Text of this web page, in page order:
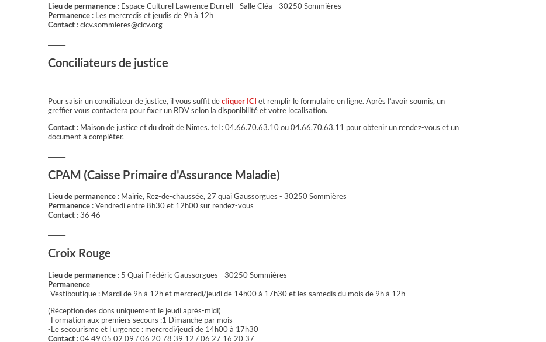
Lieu de permanence : Espace Culturel Lawrence Durrell - Salle Cléa - 30250 Sommières
Permanence : Les mercredis et jeudis de 9h à 12h
Contact : clcv.sommieres@clcv.org
Conciliateurs de justice
Pour saisir un conciliateur de justice, il vous suffit decliquer ICI et remplir le formulaire en ligne. Après l’avoir soumis, un
greffier vous contactera pour fixer un RDV selon la disponibilité et votre localisation.
Contact : Maison de justice et du droit de Nîmes. tel : 04.66.70.63.10 ou 04.66.70.63.11 pour obtenir un rendez-vous et un
document à compléter.
CPAM (Caisse Primaire d'Assurance Maladie)
Lieu de permanence : Mairie, Rez-de-chaussée, 27 quai Gaussorgues - 30250 Sommières
Permanence : Vendredi entre 8h30 et 12h00 sur rendez-vous
Contact : 36 46
Croix Rouge
Lieu de permanence : 5 Quai Frédéric Gaussorgues - 30250 Sommières
Permanence
-Vestiboutique : Mardi de 9h à 12h et mercredi/jeudi de 14h00 à 17h30 et les samedis du mois de 9h à 12h
(Réception des dons uniquement le jeudi après-midi)
-Formation aux premiers secours :1 Dimanche par mois
-Le secourisme et l'urgence : mercredi/jeudi de 14h00 à 17h30
Contact : 04 49 05 02 09 / 06 20 78 39 12 / 06 27 16 20 37